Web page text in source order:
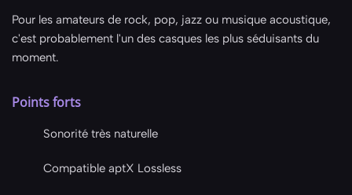
Pour les amateurs de rock, pop, jazz ou musique acoustique,
c'est probablement l'un des casques les plus séduisants du
moment.
Points forts
Sonorité très naturelle
Compatible aptX Lossless